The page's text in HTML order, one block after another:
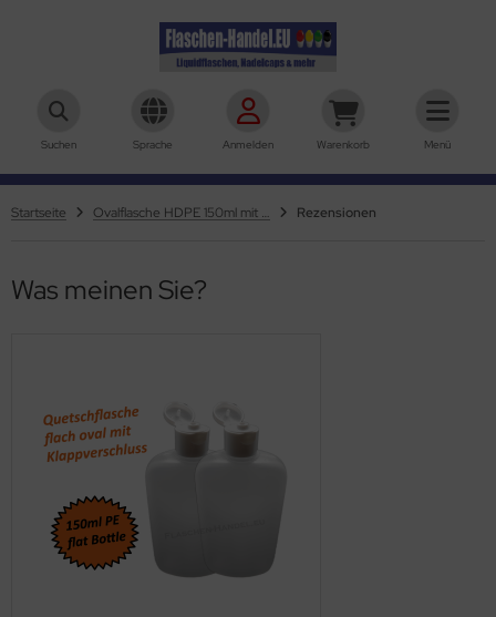
Suchen Sprache Anmelden Warenkorb Menü
Startseite Ovalflasche HDPE 150ml mit Klappschanierverschluss Din18 Rezensionen
Was meinen Sie?